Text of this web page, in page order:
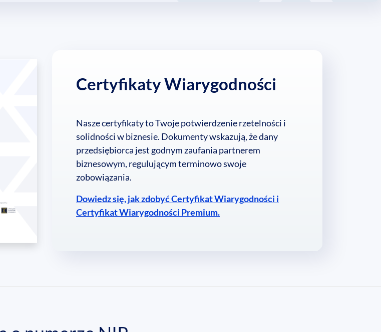
Certyfikaty Wiarygodności
Nasze certyfikaty to Twoje potwierdzenie rzetelności i
solidności w biznesie. Dokumenty wskazują, że dany
przedsiębiorca jest godnym zaufania partnerem
biznesowym, regulującym terminowo swoje
zobowiązania.
Dowiedz się, jak zdobyć Certyfikat Wiarygodności i
Certyfikat Wiarygodności Premium.